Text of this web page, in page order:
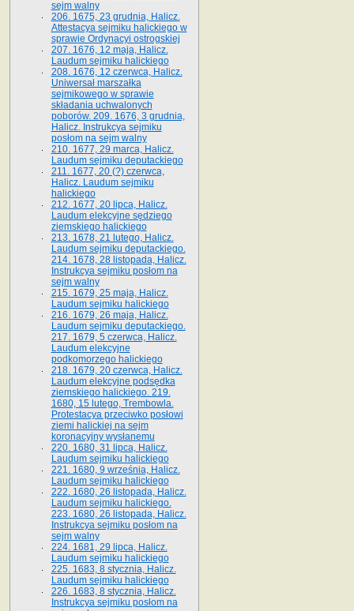
sejm walny
206. 1675, 23 grudnia, Halicz.
Attestacya sejmiku halickiego w
sprawie Ordynacyi ostrogskiej
207. 1676, 12 maja, Halicz.
Laudum sejmiku halickiego
208. 1676, 12 czerwca, Halicz.
Uniwersał marszałka
sejmikowego w sprawie
składania uchwalonych
poborów. 209. 1676, 3 grudnia,
Halicz. Instrukcya sejmiku
posłom na sejm walny
210. 1677, 29 marca, Halicz.
Laudum sejmiku deputackiego
211. 1677, 20 (?) czerwca,
Halicz. Laudum sejmiku
halickiego
212. 1677, 20 lipca, Halicz.
Laudum elekcyjne sędziego
ziemskiego halickiego
213. 1678, 21 lutego, Halicz.
Laudum sejmiku deputackiego.
214. 1678, 28 listopada, Halicz.
Instrukcya sejmiku posłom na
sejm walny
215. 1679, 25 maja, Halicz.
Laudum sejmiku halickiego
216. 1679, 26 maja, Halicz.
Laudum sejmiku deputackiego.
217. 1679, 5 czerwca, Halicz.
Laudum elekcyjne
podkomorzego halickiego
218. 1679, 20 czerwca, Halicz.
Laudum elekcyjne podsędka
ziemskiego halickiego. 219.
1680, 15 lutego, Trembowla.
Protestacya przeciwko posłowi
ziemi halickiej na sejm
koronacyjny wysłanemu
220. 1680, 31 lipca, Halicz.
Laudum sejmiku halickiego
221. 1680, 9 września, Halicz.
Laudum sejmiku halickiego
222. 1680, 26 listopada, Halicz.
Laudum sejmiku halickiego.
223. 1680, 26 listopada, Halicz.
Instrukcya sejmiku posłom na
sejm walny
224. 1681, 29 lipca, Halicz.
Laudum sejmiku halickiego
225. 1683, 8 stycznia, Halicz.
Laudum sejmiku halickiego
226. 1683, 8 stycznia, Halicz.
Instrukcya sejmiku posłom na